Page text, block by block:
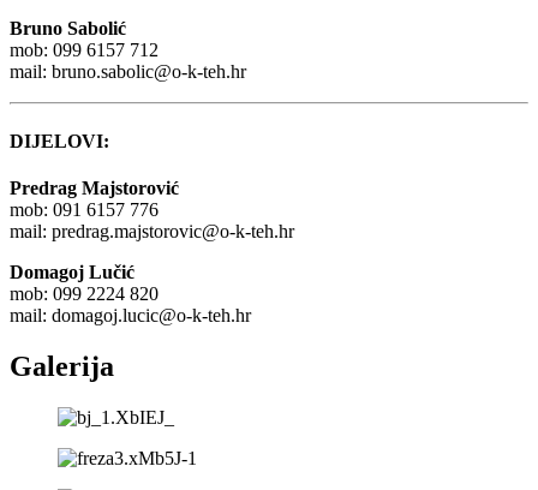
Bruno Sabolić
mob: 099 6157 712
mail: bruno.sabolic@o-k-teh.hr
DIJELOVI:
Predrag Majstorović
mob: 091 6157 776
mail: predrag.majstorovic@o-k-teh.hr
Domagoj Lučić
mob: 099 2224 820
mail: domagoj.lucic@o-k-teh.hr
Galerija